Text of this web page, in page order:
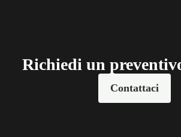
Richiedi un
Contattaci